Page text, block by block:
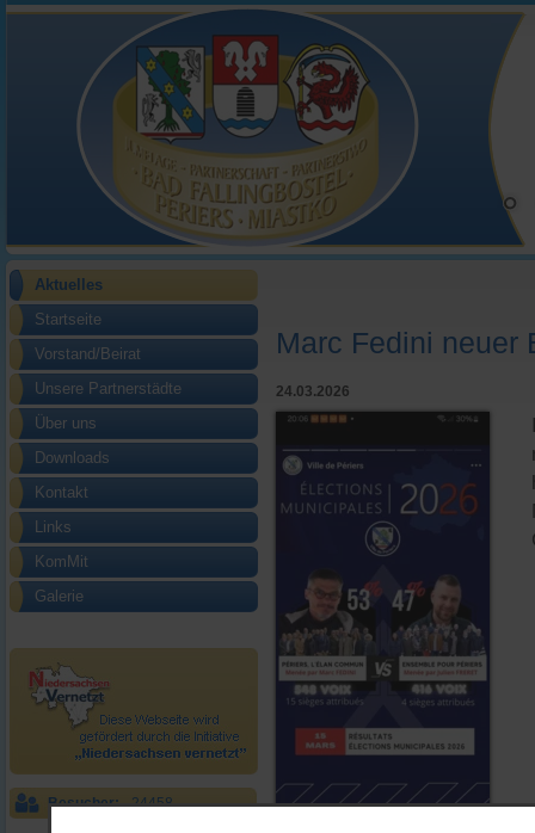
Aktuelles
Startseite
Vorstand/Beirat
Unsere Partnerstädte
Über uns
Downloads
Kontakt
Links
KomMit
Galerie
Besucher: 24458
Marc Fedini neuer
24.03.2026